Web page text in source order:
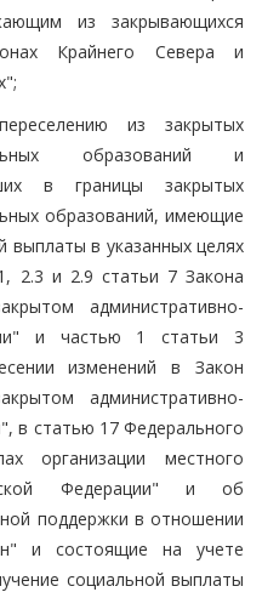
из закрывающихся
Крайнего Севера и
из закрытых
образований и
в границы закрытых
образований, имеющие
выплаты в указанных целях
2.3 и 2.9 статьи 7 Закона
административно-
и частью 1 статьи 3
изменений в Закон
административно-
в статью 17 Федерального
организации местного
Федерации" и об
поддержки в отношении
и состоящие на учете
социальной выплаты